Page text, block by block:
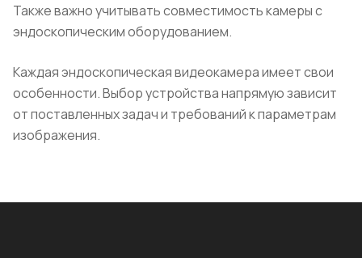
Также важно учитывать совместимость камеры с
эндоскопическим оборудованием.
Каждая эндоскопическая видеокамера имеет свои
особенности. Выбор устройства напрямую зависит
от поставленных задач и требований к параметрам
изображения.